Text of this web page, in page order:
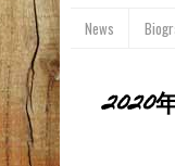
News
2020